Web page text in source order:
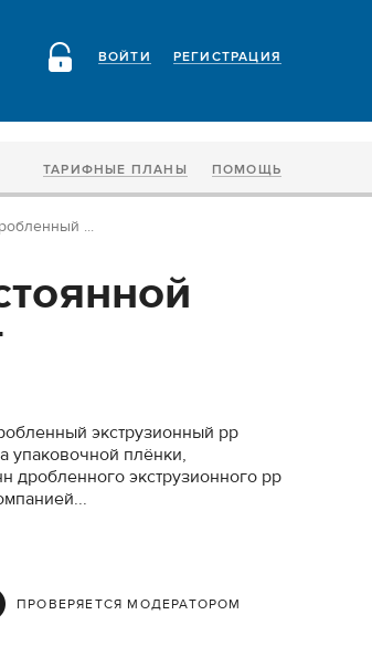
РЕГИСТРАЦИЯ
ВОЙТИ
ТАРИФНЫЕ ПЛАНЫ ПОМОЩЬ
...
экструзионный pp
упаковочной плёнки,
дробленного экструзионного pp
ПРОВЕРЯЕТСЯ МОДЕРАТОРОМ